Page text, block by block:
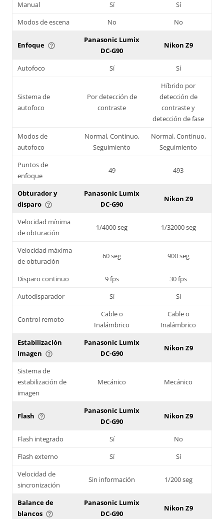
Manual Sí
Sí
Modos de escena
No No
Enfoque help_outline
Panasonic Lumix
DC-G90
Nikon Z9
Autofoco Sí Sí
Sistema de
autofoco
Por detección de
contraste
Híbrido por
detección de
contraste y
detección de fase
Modos de
autofoco
Normal, Continuo,
Seguimiento
Normal, Continuo,
Seguimiento
Puntos de
enfoque
49 493
Obturador y
disparo help_outline
Panasonic Lumix
DC-G90
Nikon Z9
Velocidad mínima
de obturación
1/4000 seg 1/32000 seg
Velocidad máxima
de obturación
60 seg 900 seg
Disparo continuo 9 fps
30 fps
Autodisparador
Sí Sí
Control remoto
Cable o
Inalámbrico
Cable o
Inalámbrico
Estabilización
imagen help_outline
Panasonic Lumix
DC-G90
Nikon Z9
Sistema de
estabilización de
imagen
Mecánico Mecánico
Flash help_outline
Panasonic Lumix
DC-G90
Nikon Z9
Flash integrado Sí
No
Flash externo
Sí
Sí
Velocidad de
sincronización
Sin información 1/200 seg
Balance de
blancos help_outline
Panasonic Lumix
DC-G90
Nikon Z9